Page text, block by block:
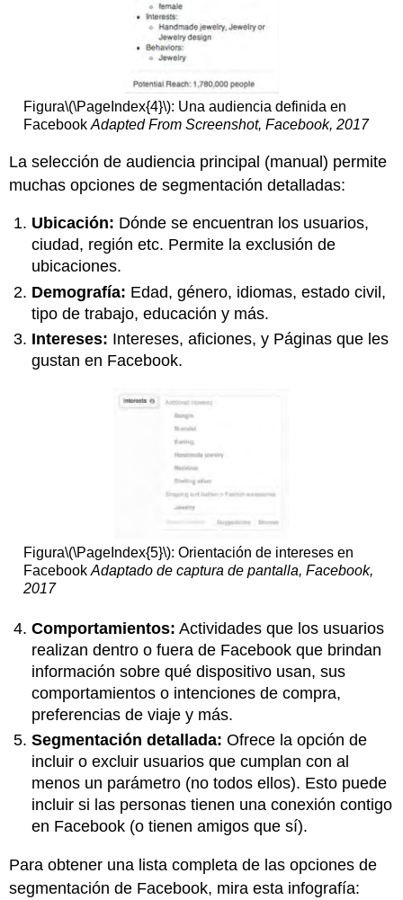
Figura\(\PageIndex{4}\): Una audiencia definida en
Facebook Adapted From Screenshot, Facebook, 2017
La selección de audiencia principal (manual) permite
muchas opciones de segmentación detalladas:
Ubicación: Dónde se encuentran los usuarios,
ciudad, región etc. Permite la exclusión de
ubicaciones.
Demografía: Edad, género, idiomas, estado civil,
tipo de trabajo, educación y más.
Intereses: Intereses, aficiones, y Páginas que les
gustan en Facebook.
Figura\(\PageIndex{5}\): Orientación de intereses en
Facebook Adaptado de captura de pantalla, Facebook,
2017
Comportamientos: Actividades que los usuarios
realizan dentro o fuera de Facebook que brindan
información sobre qué dispositivo usan, sus
comportamientos o intenciones de compra,
preferencias de viaje y más.
Segmentación detallada: Ofrece la opción de
incluir o excluir usuarios que cumplan con al
menos un parámetro (no todos ellos). Esto puede
incluir si las personas tienen una conexión contigo
en Facebook (o tienen amigos que sí).
Para obtener una lista completa de las opciones de
segmentación de Facebook, mira esta infografía: